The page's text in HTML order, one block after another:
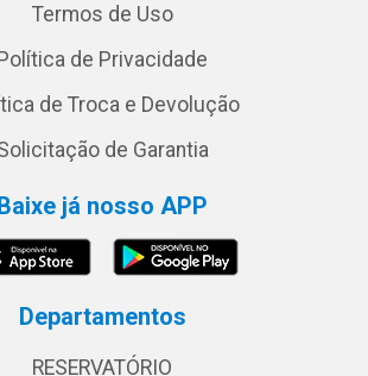
Termos de Uso
de Privacidade
de Troca e Devolução
de Garantia
já nosso APP
Departamentos
RESERVATÓRIO